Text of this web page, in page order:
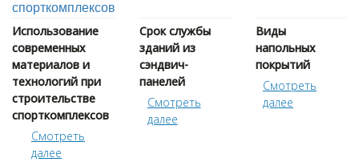
Использование
современных
материалов и
технологий при
строительстве
спорткомплексов
Cмотреть
далее
Срок службы
зданий из
сэндвич-
панелей
Cмотреть
далее
Виды
напольных
покрытий
Cмотреть
далее